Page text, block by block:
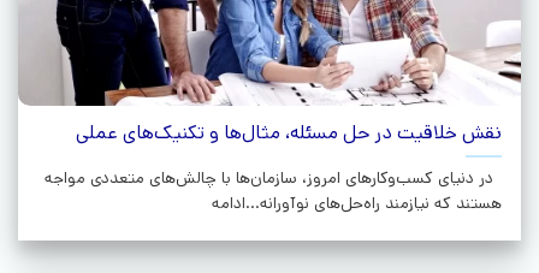
نقش خلاقیت در حل مسئله، مثال‌ها و تکنیک‌های عملی
در دنیای کسب‌وکارهای امروز، سازمان‌ها با چالش‌های متعددی مواجه
هستند که نیازمند راه‌حل‌های نوآورانه...ادامه